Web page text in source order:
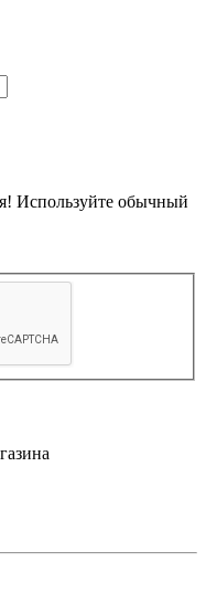
Используйте обычный